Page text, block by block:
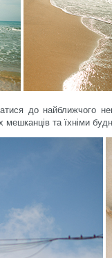
до найближчого
мешканців та їхніми